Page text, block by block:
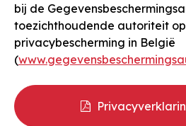
bij de
toezichthoudende autoriteit
privacybescherming in België
(